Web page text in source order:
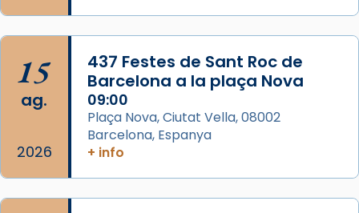
Memòria de les santes Juliana i
Semproniana, verges i màrtirs.
Acompanyant la història de sant Cugat, a
partir de l’Edat Mitjana sorgeix la tradició
que les santes Juliana (“relatiu a Júlia”) i
Semproniana (“relatiu a Semprònia =
eterna”) són deixebles seves. I l’any 1667, el
frare Joan Gaspar Roig, afirma en una obra
15
ag.
2026
437 Festes de Sant Roc de
Barcelona a la plaça Nova
09:00
Plaça Nova, Ciutat Vella, 08002
Barcelona, Espanya
+ info